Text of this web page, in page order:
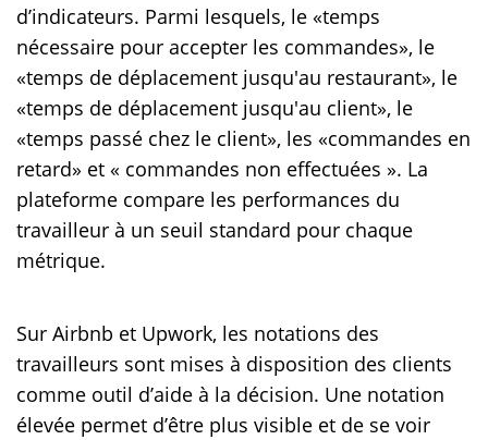
d’indicateurs. Parmi lesquels, le «temps
nécessaire pour accepter les commandes», le
«temps de déplacement jusqu'au restaurant», le
«temps de déplacement jusqu'au client», le
«temps passé chez le client», les «commandes en
retard» et « commandes non effectuées ». La
plateforme compare les performances du
travailleur à un seuil standard pour chaque
métrique.
Sur Airbnb et Upwork, les notations des
travailleurs sont mises à disposition des clients
comme outil d’aide à la décision. Une notation
élevée permet d’être plus visible et de se voir